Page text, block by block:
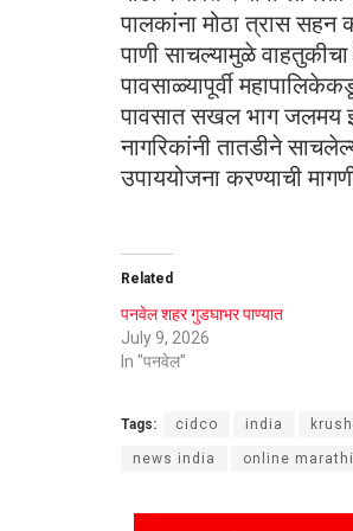
पालकांना मोठा त्रास सहन
पाणी साचल्यामुळे
पावसाळ्यापूर्वी
पावसात सखल भाग जलमय
नागरिकांनी तातडीने
उपाययोजना करण्याची
Related
पनवेल शहर गुडघाभर पाण्यात
July 9, 2026
In "पनवेल"
Tags: cidco india
news india online